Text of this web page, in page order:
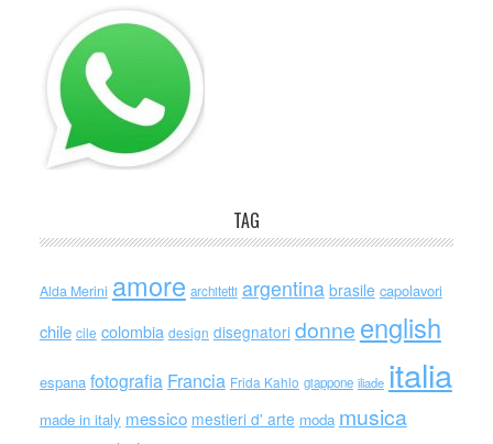
TAG
Alda Merini amore architetti argentina brasile capolavori
chile cile colombia design disegnatori donne english
espana fotografia Francia Frida Kahlo giappone iliade italia
made in italy messico mestieri d' arte moda musica